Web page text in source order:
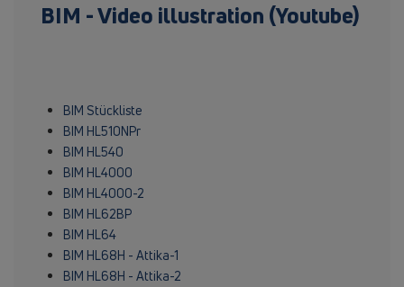
BIM - Video illustration (Youtube)
BIM Stückliste
BIM HL510NPr
BIM HL540
BIM HL4000
BIM HL4000-2
BIM HL62BP
BIM HL64
BIM HL68H - Attika-1
BIM HL68H - Attika-2